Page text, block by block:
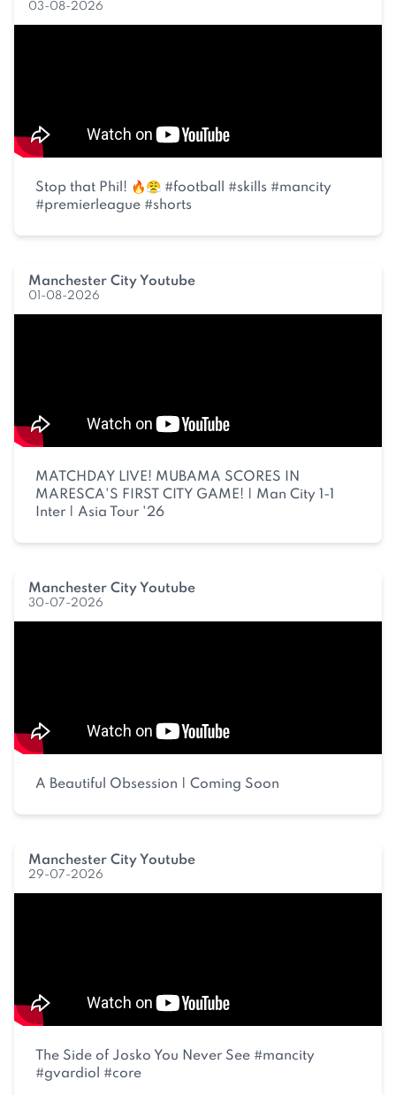
03-08-2026
Stop that Phil! 🔥😤 #football #skills #mancity
#premierleague #shorts
Manchester City Youtube
01-08-2026
MATCHDAY LIVE! MUBAMA SCORES IN
MARESCA'S FIRST CITY GAME! | Man City 1-1
Inter | Asia Tour '26
Manchester City Youtube
30-07-2026
A Beautiful Obsession | Coming Soon
Manchester City Youtube
29-07-2026
The Side of Josko You Never See #mancity
#gvardiol #core